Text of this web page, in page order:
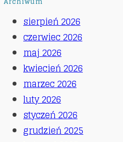
sierpień 2026
czerwiec 2026
maj 2026
kwiecień 2026
marzec 2026
luty 2026
styczeń 2026
grudzień 2025